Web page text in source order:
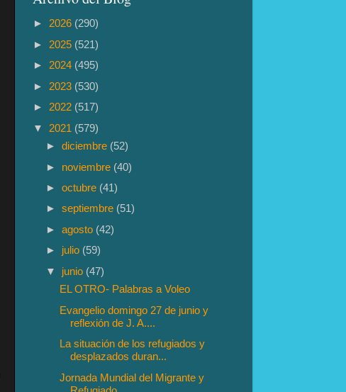
► 2026 (290)
► 2025 (521)
► 2024 (495)
► 2023 (530)
► 2022 (517)
▼ 2021 (579)
►diciembre (52)
► noviembre (40)
►octubre (41)
►septiembre (51)
►agosto (42)
► julio (59)
▼ junio (47)
EL OTRO- Palabras a Voleo
Evangelio domingo 27 de junio y
reflexión de J. A....
La situación de los refugiados y
desplazados duran...
Jornada Mundial del Migrante y